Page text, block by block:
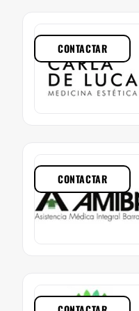
CONTACTAR
CONTACTAR